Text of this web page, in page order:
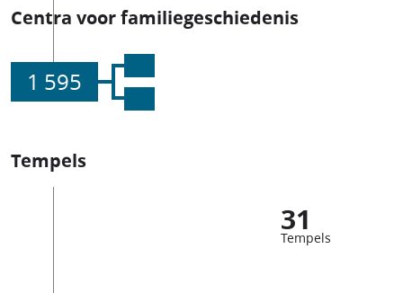
Centra voor familiegeschiedenis
1 595
Tempels
31
Tempels